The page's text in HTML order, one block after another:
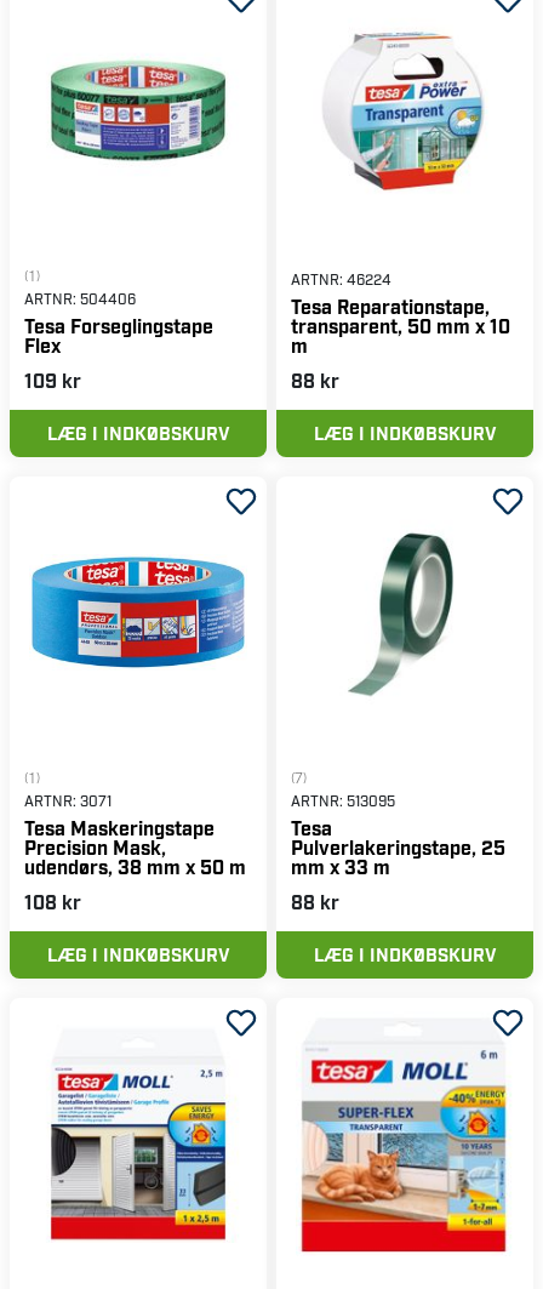
(1)
ARTNR: 504406
Tesa Forseglingstape
Flex
109 kr
LÆG I INDKØBSKURV
ARTNR: 46224
Tesa Reparationstape,
transparent, 50 mm x 10
m
88 kr
LÆG I INDKØBSKURV
(1)
ARTNR: 3071
Tesa Maskeringstape
Precision Mask,
udendørs, 38 mm x 50 m
108 kr
LÆG I INDKØBSKURV
(7)
ARTNR: 513095
Tesa
Pulverlakeringstape, 25
mm x 33 m
88 kr
LÆG I INDKØBSKURV